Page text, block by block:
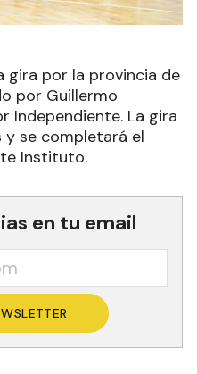
gira por la provincia de
por Guillermo
Independiente. La gira
y se completará el
Instituto.
en tu email